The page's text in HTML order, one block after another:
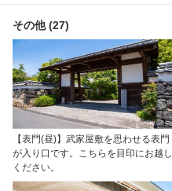
その他 (27)
【表門(昼)】武家屋敷を思わせる表門
が入り口です。こちらを目印にお越し
ください。